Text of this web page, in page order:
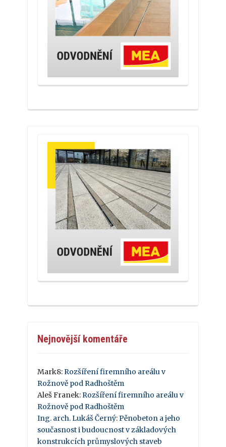
Nejnovější komentáře
Mark8:Rozšíření firemního areálu v
Rožnově pod Radhoštěm
Aleš Franek:Rozšíření firemního areálu v
Rožnově pod Radhoštěm
Ing. arch. Lukáš Černý:Pěnobeton a jeho
současnost i budoucnost v základových
konstrukcích průmyslových staveb